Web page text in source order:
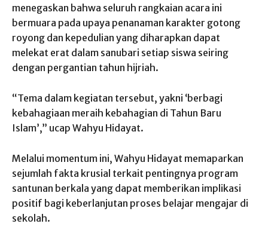
menegaskan bahwa seluruh rangkaian acara ini
bermuara pada upaya penanaman karakter gotong
royong dan kepedulian yang diharapkan dapat
melekat erat dalam sanubari setiap siswa seiring
dengan pergantian tahun hijriah.
“Tema dalam kegiatan tersebut, yakni ‘berbagi
kebahagiaan meraih kebahagian di Tahun Baru
Islam’,” ucap Wahyu Hidayat.
Melalui momentum ini, Wahyu Hidayat memaparkan
sejumlah fakta krusial terkait pentingnya program
santunan berkala yang dapat memberikan implikasi
positif bagi keberlanjutan proses belajar mengajar di
sekolah.